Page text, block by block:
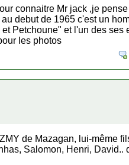
connaitre Mr jack ,je
debut de 1965 c'est un
Petchoune" et l'un des
les photos
de Mazagan, lui-même
Salomon, Henri, David..